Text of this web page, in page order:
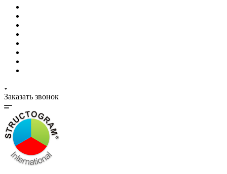
Заказать звонок